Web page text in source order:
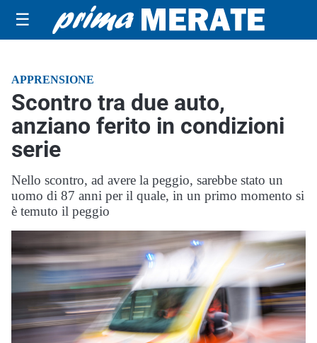
☰
APPRENSIONE
Scontro tra due auto,
anziano ferito in condizioni
serie
Nello scontro, ad avere la peggio, sarebbe stato un
uomo di 87 anni per il quale, in un primo momento si
è temuto il peggio